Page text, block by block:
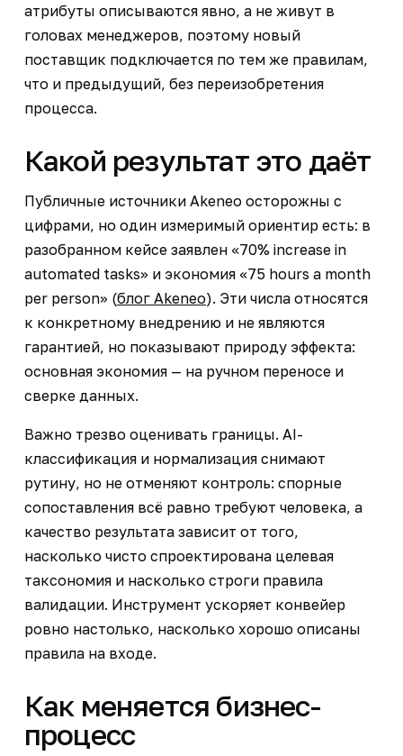
атрибуты описываются явно, а не живут в
головах менеджеров, поэтому новый
поставщик подключается по тем же правилам,
что и предыдущий, без переизобретения
процесса.
Какой результат это даёт
Публичные источники Akeneo осторожны с
цифрами, но один измеримый ориентир есть: в
разобранном кейсе заявлен «70% increase in
automated tasks» и экономия «75 hours a month
per person» (блог Akeneo). Эти числа относятся
к конкретному внедрению и не являются
гарантией, но показывают природу эффекта:
основная экономия — на ручном переносе и
сверке данных.
Важно трезво оценивать границы. AI-
классификация и нормализация снимают
рутину, но не отменяют контроль: спорные
сопоставления всё равно требуют человека, а
качество результата зависит от того,
насколько чисто спроектирована целевая
таксономия и насколько строги правила
валидации. Инструмент ускоряет конвейер
ровно настолько, насколько хорошо описаны
правила на входе.
Как меняется бизнес-
процесс